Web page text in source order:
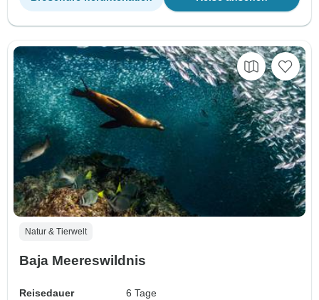
Natur & Tierwelt
Baja Meereswildnis
Reisedauer
6 Tage